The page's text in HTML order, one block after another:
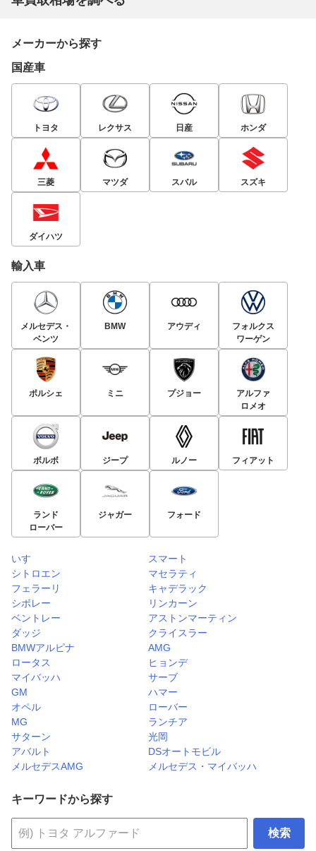
メーカーから探す
国産車
トヨタ レクサス 日産 ホンダ
三菱 マツダ スバル スズキ
ダイハツ
輸入車
メルセデス・
ベンツ
BMW アウディ
フォルクス
ワーゲン
ポルシェ ミニ プジョー
アルファ
ロメオ
ボルボ ジープ ルノー フィアット
ランド
ローバー
ジャガー フォード
いすゞ
スマート
シトロエン
マセラティ
フェラーリ
キャデラック
シボレー
リンカーン
ベントレー
アストンマーティン
ダッジ
クライスラー
BMWアルピナ
AMG
ロータス
ヒョンデ
マイバッハ
サーブ
GM
ハマー
オペル
ローバー
MG
ランチア
サターン
光岡
アバルト
DSオートモビル
メルセデスAMG
メルセデス・マイバッハ
キーワードから探す
検索